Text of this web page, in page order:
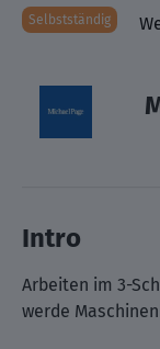
Selbstständig
Intro
Arbeiten im 3-
werde